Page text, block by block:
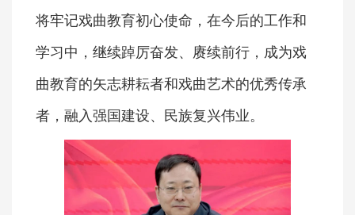
将牢记戏曲教育初心使命，在今后的工作和
学习中，继续踔厉奋发、赓续前行，成为戏
曲教育的矢志耕耘者和戏曲艺术的优秀传承
者，融入强国建设、民族复兴伟业。